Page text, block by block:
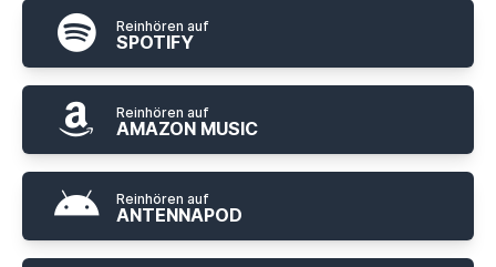
Reinhören auf
SPOTIFY
Reinhören auf
AMAZON MUSIC
Reinhören auf
ANTENNAPOD